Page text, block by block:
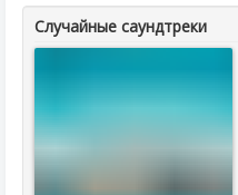
Случайные саундтреки